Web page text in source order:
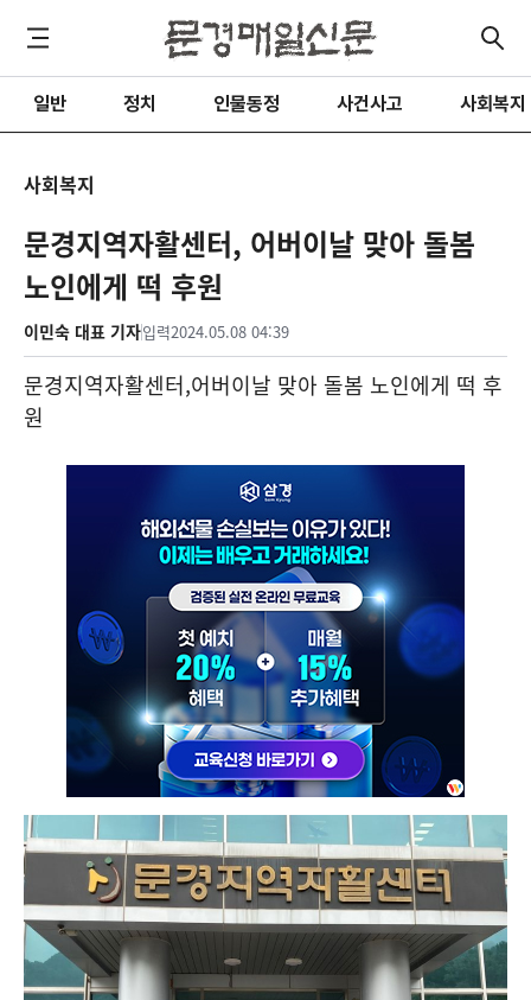
일반 정치 인물동정 사건사고 사회복지
사회복지
문경지역자활센터, 어버이날 맞아 돌봄
노인에게 떡 후원
이민숙 대표 기자입력2024.05.08 04:39
문경지역자활센터,어버이날 맞아 돌봄 노인에게 떡 후
원